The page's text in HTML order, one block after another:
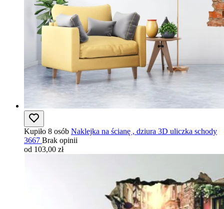
Kupiło 8 osób Naklejka na ścianę , dziura 3D uliczka schody
3667 Brak opinii
od 103,00 zł